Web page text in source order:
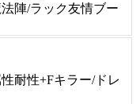
陣/ラック友情ブー
耐性+Fキラー/ドレ